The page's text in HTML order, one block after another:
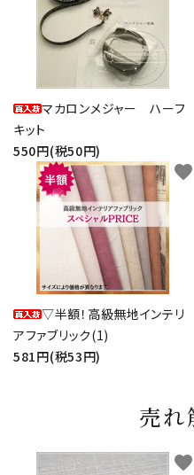
マカロンメジャー ハーフ
キット
550円(税50円)
▽半額！高級無地インテリ
アファブリック(1)
581円(税53円)
favorite
売れ
favorite